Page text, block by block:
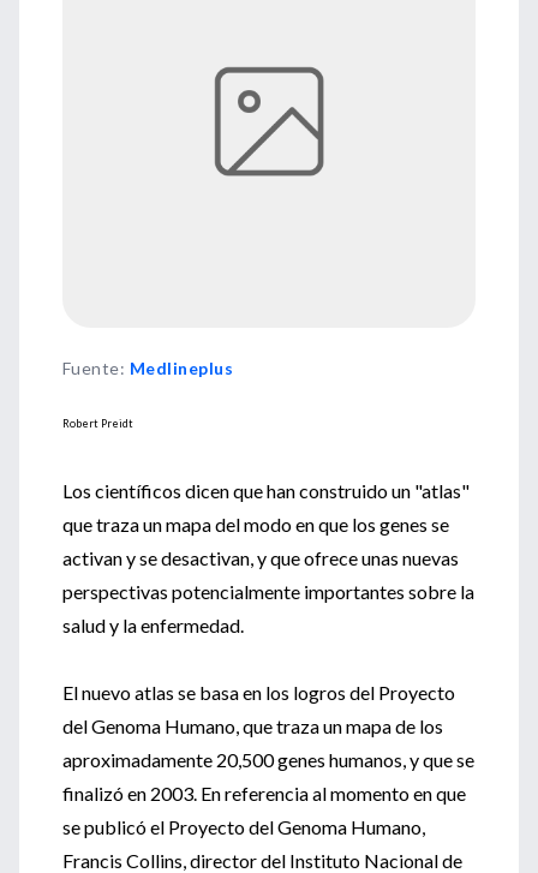
Fuente: Medlineplus
Robert Preidt
Los científicos dicen que han construido un "atlas"
que traza un mapa del modo en que los genes se
activan y se desactivan, y que ofrece unas nuevas
perspectivas potencialmente importantes sobre la
salud y la enfermedad.
El nuevo atlas se basa en los logros del Proyecto
del Genoma Humano, que traza un mapa de los
aproximadamente 20,500 genes humanos, y que se
finalizó en 2003. En referencia al momento en que
se publicó el Proyecto del Genoma Humano,
Francis Collins, director del Instituto Nacional de